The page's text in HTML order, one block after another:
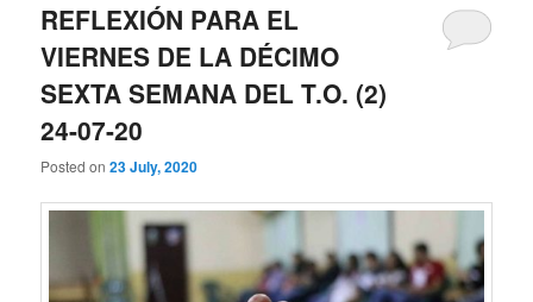
REFLEXIÓN PARA EL
VIERNES DE LA DÉCIMO
SEXTA SEMANA DEL T.O. (2)
24-07-20
Posted on23 July, 2020